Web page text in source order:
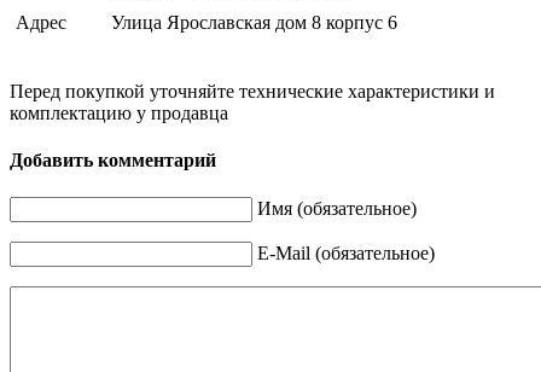
Адрес
Улица Ярославская дом 8 корпус 6
Перед покупкой уточняйте технические характеристики и
комплектацию у продавца
Добавить комментарий
Имя (обязательное)
E-Mail (обязательное)